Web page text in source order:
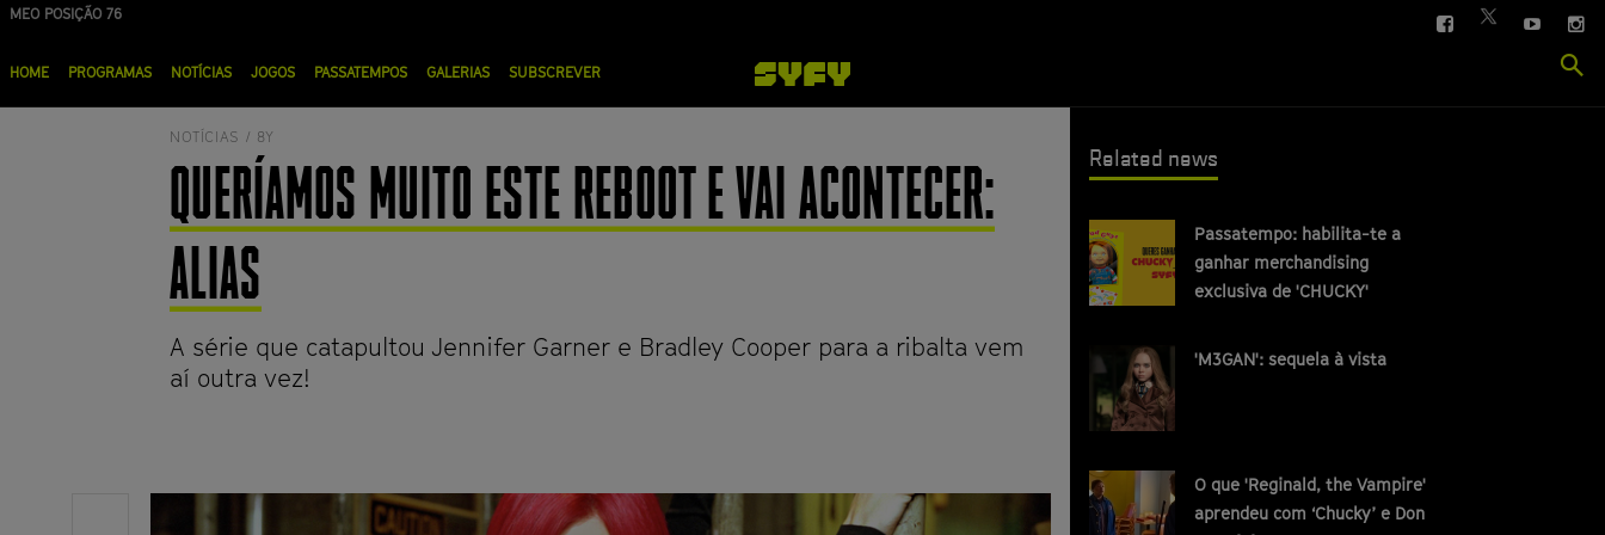
Passar
MEO POSIÇÃO 76
NOS POSIÇÃO 90 FACEBOOK
TWITTER
YOUTUBE
principal
HOME PROGRAMAS NOTÍCIAS JOGOS PASSATEMPOS GALERIAS SUBSCREVER
NOTÍCIAS / 8Y
QUERÍAMOS MUITO ESTE REBOOT E VAI ACONTECER:
ALIAS
A série que catapultou Jennifer Garner e Bradley Cooper para a ribalta vem
aí outra vez!
Related news
Passatempo: habilita-te a
ganhar merchandising
exclusiva de 'CHUCKY'
'M3GAN': sequela à vista
O que 'Reginald, the Vampire'
aprendeu com ‘Chucky’ e Don